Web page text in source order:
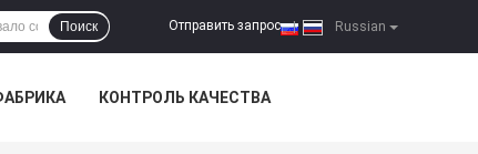
Russian
Отправить запрос |
Поиск
КОНТРОЛЬ КАЧЕСТВА